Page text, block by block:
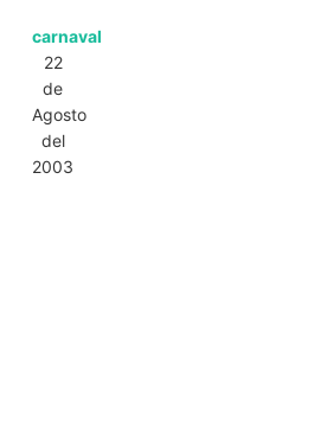
carnaval
22
de
Agosto
del
2003